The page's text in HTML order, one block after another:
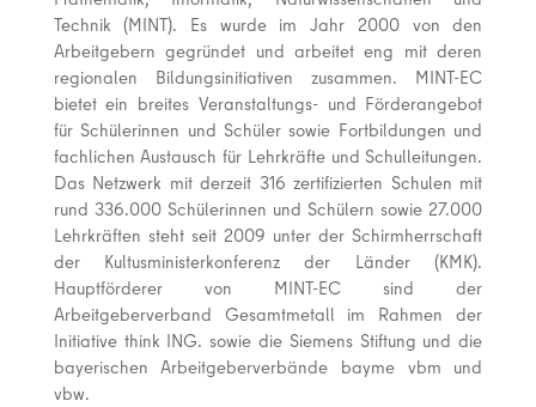
Technik (MINT). Es wurde im Jahr 2000 von den
Arbeitgebern gegründet und arbeitet eng mit deren
regionalen Bildungsinitiativen zusammen. MINT-EC
bietet ein breites Veranstaltungs- und Förderangebot
für Schülerinnen und Schüler sowie Fortbildungen und
fachlichen Austausch für Lehrkräfte und Schulleitungen.
Das Netzwerk mit derzeit 316 zertifizierten Schulen mit
rund 336.000 Schülerinnen und Schülern sowie 27.000
Lehrkräften steht seit 2009 unter der Schirmherrschaft
der Kultusministerkonferenz der Länder (KMK).
Hauptförderer von MINT-EC sind der
Arbeitgeberverband Gesamtmetall im Rahmen der
Initiative think ING. sowie die Siemens Stiftung und die
bayerischen Arbeitgeberverbände bayme vbm und
vbw.